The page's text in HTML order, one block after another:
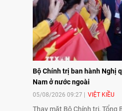
Bộ Chính trị ban hành Nghị
Nam ở nước ngoài
05/08/2026 09:27 VIỆT KIỀU
Thay mặt Bộ Chính trị, Tổng